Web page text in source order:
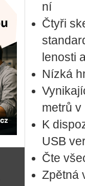
ní
Čtyři
le­nos­ti
Nízká
metrů v
K
USB
Čte
Zpět­ná